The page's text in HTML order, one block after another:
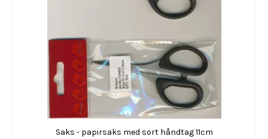
Saks - papirsaks med sort håndtag 11cm